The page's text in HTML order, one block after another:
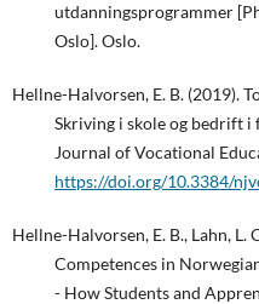
utdanningsprogrammer
Oslo]. Oslo.
Hellne-Halvorsen, E. B. (2019).
Skriving i skole og bedrift
Journal of Vocational
https://doi.org/10.3384/
Hellne-Halvorsen, E. B., Lahn,
Competences in
- How Students and